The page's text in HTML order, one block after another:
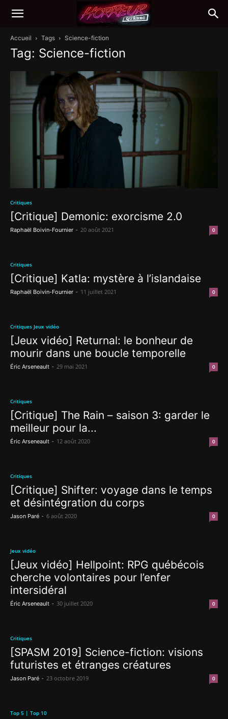
Accueil Tags Science-fiction
Tag: Science-fiction
Critiques
[Critique] Demonic: exorcisme 2.0
Raphaël Boivin-Fournier - 20 août 2021 0
Critiques
[Critique] Katla: mystère à l’islandaise
Raphaël Boivin-Fournier - 11 juillet 2021 0
Critiques Jeux vidéo
[Jeux vidéo] Returnal: le bonheur de
mourir dans une boucle temporelle
Éric Arseneault - 29 mai 2021 0
Critiques
[Critique] The Rain – saison 3: garder le
meilleur pour la...
Éric Arseneault - 12 août 2020 0
Critiques
[Critique] Shifter: voyage dans le temps
et désintégration du corps
Jason Paré - 6 août 2020 0
Jeux vidéo
[Jeux vidéo] Hellpoint: RPG québécois
cherche volontaires pour l’enfer
intersidéral
Éric Arseneault - 30 juillet 2020 0
Critiques
[SPASM 2019] Science-fiction: visions
futuristes et étranges créatures
Jason Paré - 23 octobre 2019 0
Top 5 | Top 10